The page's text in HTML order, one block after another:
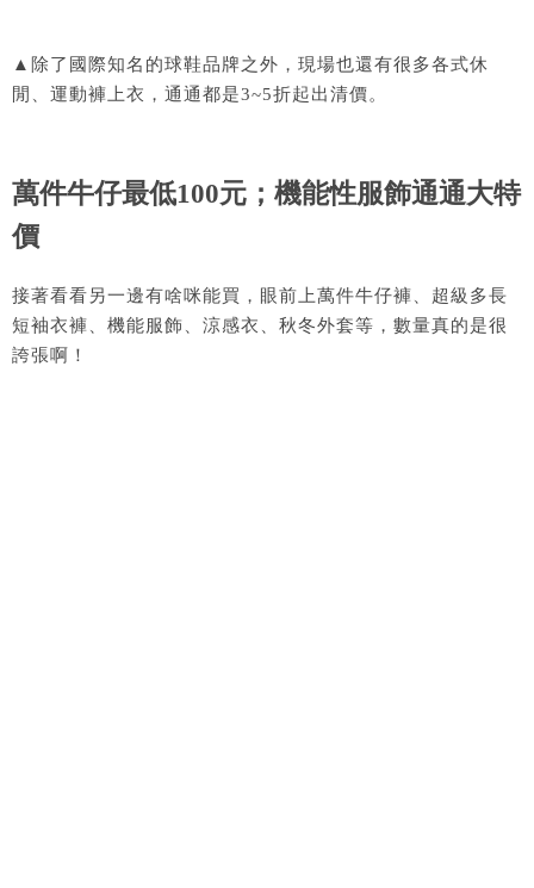
▲除了國際知名的球鞋品牌之外，現場也還有很多各式休
閒、運動褲上衣，通通都是3~5折起出清價。
萬件牛仔最低100元；機能性服飾通通大特
價
接著看看另一邊有啥咪能買，眼前上萬件牛仔褲、超級多長
短袖衣褲、機能服飾、涼感衣、秋冬外套等，數量真的是很
誇張啊！